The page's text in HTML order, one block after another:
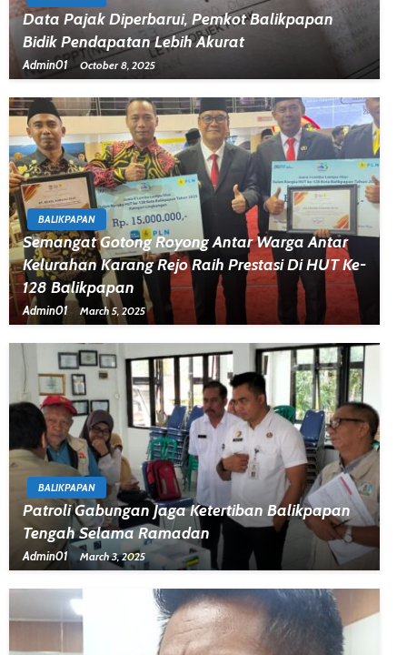
Data Pajak Diperbarui, Pemkot Balikpapan
Bidik Pendapatan Lebih Akurat
Admin01 October 8, 2025
BALIKPAPAN
Semangat Gotong Royong Antar Warga Antar
Kelurahan Karang Rejo Raih Prestasi Di HUT Ke-
128 Balikpapan
Admin01 March 5, 2025
BALIKPAPAN
Patroli Gabungan Jaga Ketertiban Balikpapan
Tengah Selama Ramadan
Admin01 March 3, 2025